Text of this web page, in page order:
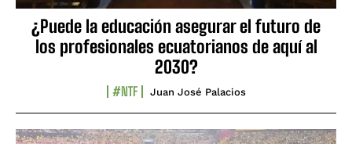
¿Puede la educación asegurar el futuro de
los profesionales ecuatorianos de aquí al
2030?
#NTF Juan José Palacios